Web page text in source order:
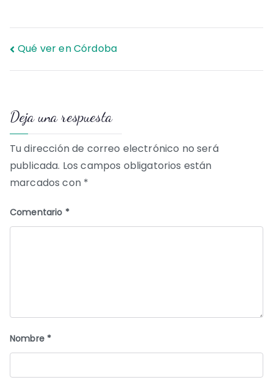
Navegación
entradas
Qué ver en Córdoba
Deja una respuesta
Tu dirección de correo electrónico no será
publicada. Los campos obligatorios están
marcados con *
Comentario *
Nombre *